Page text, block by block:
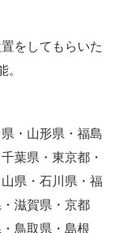
をしてもらいた
。
・山形県・福島
葉県・東京都・
県・石川県・福
滋賀県・京都
鳥取県・島根